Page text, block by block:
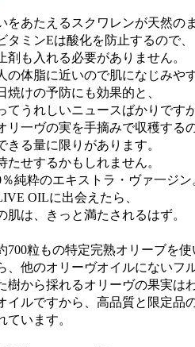
たえるスクワレンが天然のま
ンEは酸化を防止するので、
入れる必要がありません。
脂に近いので肌になじみやす
の予防にも効果的と、
れしいニュースばかりです
ヴの実を手摘みで収穫する
量に限りがあります。
するかもしれません。
粋のエキストラ・ヴァ一ジン
OILに出会えたら、
、きっと満たされるはず。
もの特定完熟オリーブを使
のオリーヴオイルにないフル
ら採れるオリーヴの果実はわ
ですから、高品質と限定品の
ます。